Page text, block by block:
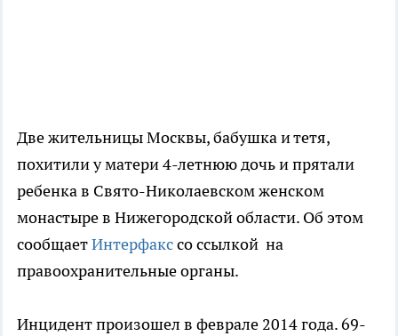
Две жительницы Москвы, бабушка и тетя,
похитили у матери 4-летнюю дочь и прятали
ребенка в Свято-Николаевском женском
монастыре в Нижегородской области. Об этом
сообщаетИнтерфакссо ссылкой на
правоохранительные органы.
Инцидент произошел в феврале 2014 года. 69-